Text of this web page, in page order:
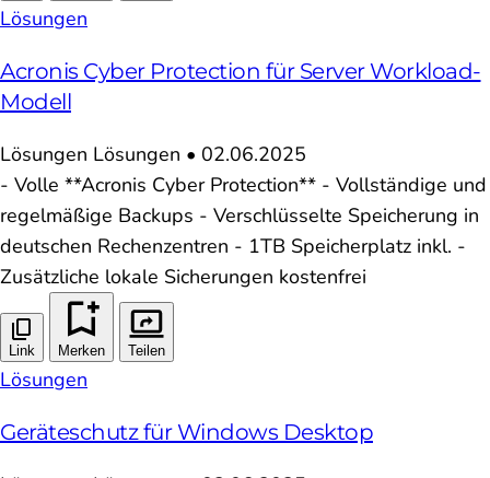
Lösungen
Acronis Cyber Protection für Server Workload-
Modell
Lösungen Lösungen • 02.06.2025
- Volle **Acronis Cyber Protection** - Vollständige und
regelmäßige Backups - Verschlüsselte Speicherung in
deutschen Rechenzentren - 1TB Speicherplatz inkl. -
Zusätzliche lokale Sicherungen kostenfrei
Link Merken Teilen
Lösungen
Geräteschutz für Windows Desktop